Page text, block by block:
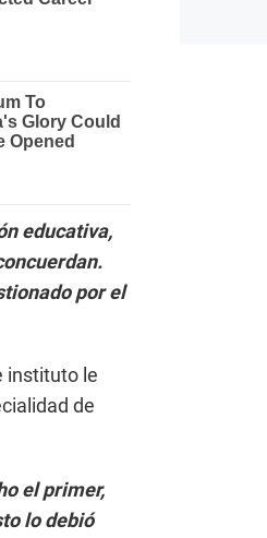
educativa,
por el
instituto le
de
el primer,
lo debió